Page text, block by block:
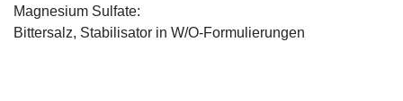
Magnesium Sulfate:
Bittersalz, Stabilisator in W/O-Formulierungen